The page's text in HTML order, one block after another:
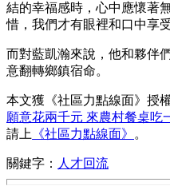
結的幸福感時，心中應懷著
惜，我們才有眼裡和口中享
而對藍凱瀚來說，他和夥伴
意翻轉鄉鎮宿命。
本文獲《社區力點線面》授
願意花兩千元 來農村餐桌吃
請上
《社區力點線面》 。
關鍵字： 人才回流